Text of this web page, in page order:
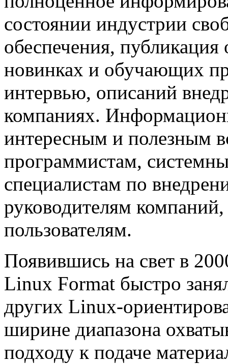
состоянии индустрии
обеспечения, публикация
новинках и обучающих
интервью, описаний
компаниях.
интересным и полезным
программистам,
специалистам по
руководителям
пользователям.
Появившись на свет в
Linux Format быстро
других Linux-
ширине диапазона
подходу к подаче